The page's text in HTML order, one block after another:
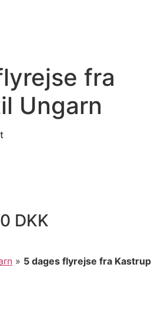
fra
Ungarn
DKK
» 5 dages flyrejse fra Kastrup